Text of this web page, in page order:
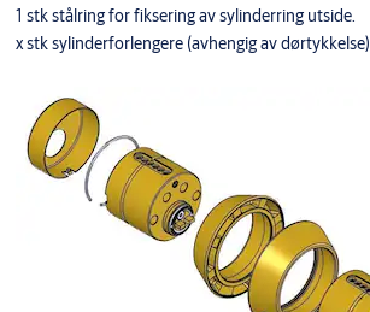
1 stk stålring for fiksering av sylinderring utside.
x stk sylinderforlengere (avhengig av dørtykkelse)